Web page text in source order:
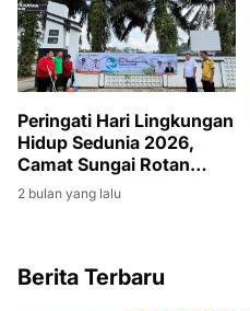
PEMBANGUNAN
Peringati Hari Lingkungan
Hidup Sedunia 2026,
Camat Sungai Rotan
Pimpin Giat Jumat Bersih
di Lingkungan Kantor
2 bulan yang lalu
Berita Terbaru